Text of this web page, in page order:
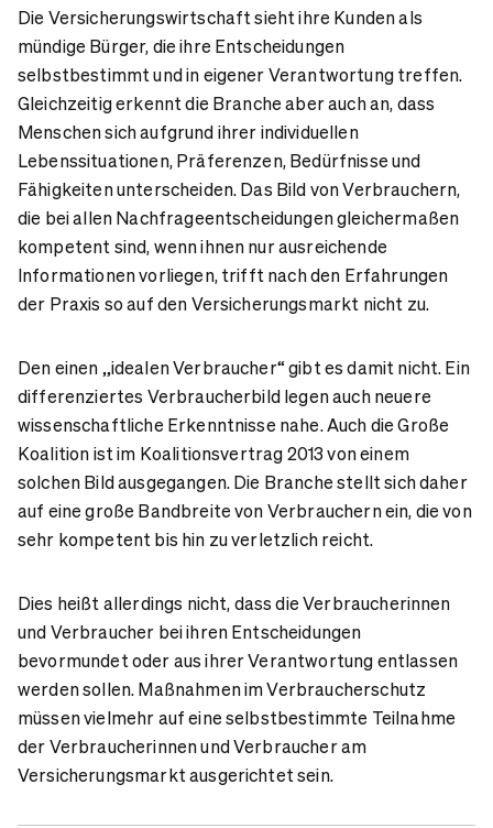
Die Versicherungswirtschaft sieht ihre Kunden als
mündige Bürger, die ihre Entscheidungen
selbstbestimmt und in eigener Verantwortung treffen.
Gleichzeitig erkennt die Branche aber auch an, dass
Menschen sich aufgrund ihrer individuellen
Lebenssituationen, Präferenzen, Bedürfnisse und
Fähigkeiten unterscheiden. Das Bild von Verbrauchern,
die bei allen Nachfrageentscheidungen gleichermaßen
kompetent sind, wenn ihnen nur ausreichende
Informationen vorliegen, trifft nach den Erfahrungen
der Praxis so auf den Versicherungsmarkt nicht zu.
Den einen „idealen Verbraucher“ gibt es damit nicht. Ein
differenziertes Verbraucherbild legen auch neuere
wissenschaftliche Erkenntnisse nahe. Auch die Große
Koalition ist im Koalitionsvertrag 2013 von einem
solchen Bild ausgegangen. Die Branche stellt sich daher
auf eine große Bandbreite von Verbrauchern ein, die von
sehr kompetent bis hin zu verletzlich reicht.
Dies heißt allerdings nicht, dass die Verbraucherinnen
und Verbraucher bei ihren Entscheidungen
bevormundet oder aus ihrer Verantwortung entlassen
werden sollen. Maßnahmen im Verbraucherschutz
müssen vielmehr auf eine selbstbestimmte Teilnahme
der Verbraucherinnen und Verbraucher am
Versicherungsmarkt ausgerichtet sein.